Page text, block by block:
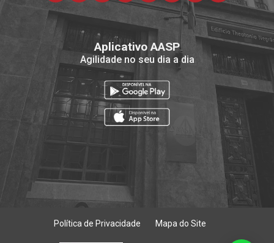
Aplicativo AASP
Agilidade no seu dia a dia
Política de Privacidade Mapa do Site